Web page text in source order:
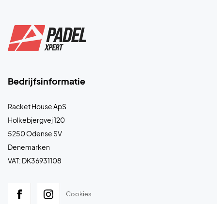
Bedrijfsinformatie
Racket House ApS
Holkebjergvej 120
5250 Odense SV
Denemarken
VAT: DK36931108
Cookies